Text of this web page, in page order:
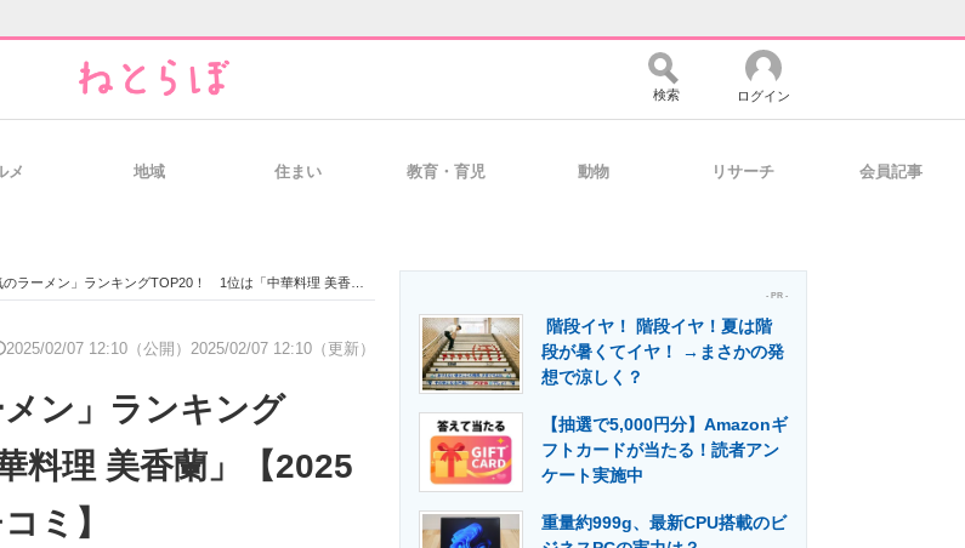
経営リーダーのコミュニティ マーケ×ITの今がよく分かる
IT製品の技術・比較・事例 製造業のIT導入・活用を支援
検索 ログイン
メ 地域 住まい 教育・育児 動物 リサーチ 会員記事
ン」ランキングTOP20！ 1位は「中華料理 美香蘭」【2025年2月版／Googleクチコミ】
2025/02/07 12:10（公開） 2025/02/07 12:10（更新）
メン」ランキング
料理 美香蘭」【2025
ミ】
- PR -
階段イヤ！ 階段イヤ！夏は階
段が暑くてイヤ！ →まさかの発
想で涼しく？
【抽選で5,000円分】Amazonギ
フトカードが当たる！読者アン
ケート実施中
重量約999g、最新CPU搭載のビ